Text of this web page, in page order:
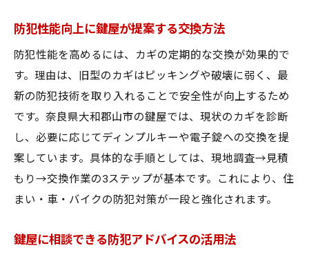
防犯性能向上に鍵屋が提案する交換方法
防犯性能を高めるには、カギの定期的な交換が効果的で
す。理由は、旧型のカギはピッキングや破壊に弱く、最
新の防犯技術を取り入れることで安全性が向上するため
です。奈良県大和郡山市の鍵屋では、現状のカギを診断
し、必要に応じてディンプルキーや電子錠への交換を提
案しています。具体的な手順としては、現地調査→見積
もり→交換作業の3ステップが基本です。これにより、住
まい・車・バイクの防犯対策が一段と強化されます。
鍵屋に相談できる防犯アドバイスの活用法